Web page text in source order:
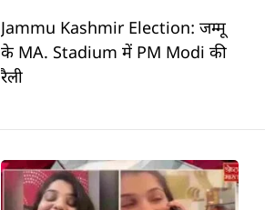
Jammu Kashmir Election: जम्मू
के MA. Stadium में PM Modi की
रैली